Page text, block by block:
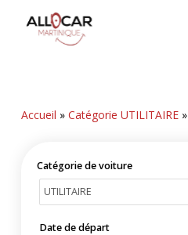
Accueil » Catégorie UTILITAIRE»
Catégorie de voiture
Date de départ